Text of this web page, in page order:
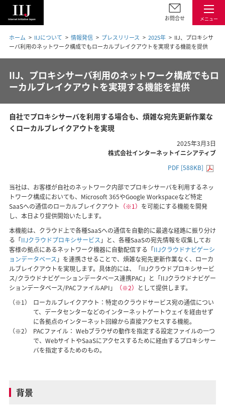
メニュー
お問合せ
ホーム IIJについて 情報発信 プレスリリース 2025年
IIJ、プロキシサ
ーバ利用のネットワーク構成でもローカルブレイクアウトを実現する機能を提供
IIJ、プロキシサーバ利用のネットワーク構成でもロ
ーカルブレイクアウトを実現する機能を提供
自社でプロキシサーバを利用する場合も、煩雑な宛先更新作業な
くローカルブレイクアウトを実現
2025年3月3日
株式会社インターネットイニシアティブ
PDF [588KB]
当社は、お客様が自社のネットワーク内部でプロキシサーバを利用するネッ
トワーク構成においても、Microsoft 365やGoogle Workspaceなど特定
SaaSへの通信のローカルブレイクアウト （※1） を可能にする機能を開発
し、本日より提供開始いたします。
本機能は、クラウド上で各種SaaSへの通信を自動的に最適な経路に振り分け
る「IIJクラウドプロキシサービス 」と、各種SaaSの宛先情報を収集してお
客様の拠点にあるネットワーク機器に自動配信する「IIJクラウドナビゲーシ
ョンデータベース 」を連携させることで、煩雑な宛先更新作業なく、ローカ
ルブレイクアウトを実現します。具体的には、「IIJクラウドプロキシサービ
ス/クラウドナビゲーションデータベース連携PAC」と「IIJクラウドナビゲー
ションデータベース/PACファイルAPI」
（※2） として提供します。
（※1）
ローカルブレイクアウト：特定のクラウドサービス宛の通信につい
て、データセンターなどのインターネットゲートウェイを経由せず
に各拠点のインターネット回線から直接アクセスする機能。
（※2）
PACファイル： Webブラウザの動作を指定する設定ファイルの一つ
で、WebサイトやSaaSにアクセスするために経由するプロキシサー
バを指定するためのもの。
背景